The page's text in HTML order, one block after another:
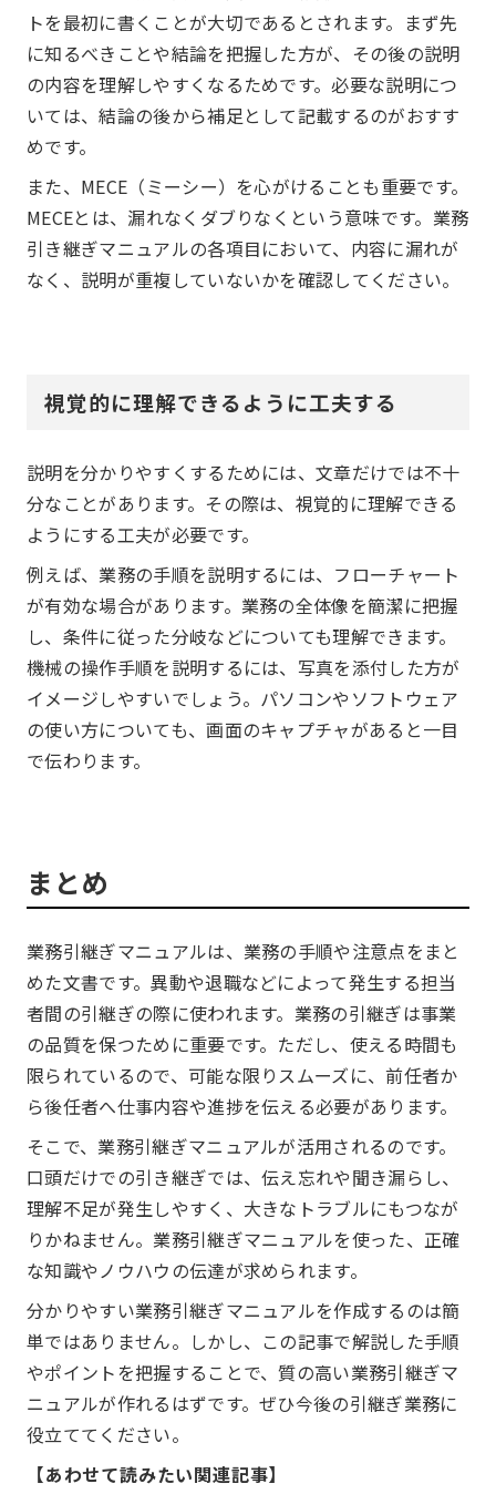
トを最初に書くことが大切であるとされます。まず先
に知るべきことや結論を把握した方が、その後の説明
の内容を理解しやすくなるためです。必要な説明につ
いては、結論の後から補足として記載するのがおすす
めです。
また、MECE（ミーシー）を心がけることも重要です。
MECEとは、漏れなくダブりなくという意味です。業務
引き継ぎマニュアルの各項目において、内容に漏れが
なく、説明が重複していないかを確認してください。
視覚的に理解できるように工夫する
説明を分かりやすくするためには、文章だけでは不十
分なことがあります。その際は、視覚的に理解できる
ようにする工夫が必要です。
例えば、業務の手順を説明するには、フローチャート
が有効な場合があります。業務の全体像を簡潔に把握
し、条件に従った分岐などについても理解できます。
機械の操作手順を説明するには、写真を添付した方が
イメージしやすいでしょう。パソコンやソフトウェア
の使い方についても、画面のキャプチャがあると一目
で伝わります。
まとめ
業務引継ぎマニュアルは、業務の手順や注意点をまと
めた文書です。異動や退職などによって発生する担当
者間の引継ぎの際に使われます。業務の引継ぎは事業
の品質を保つために重要です。ただし、使える時間も
限られているので、可能な限りスムーズに、前任者か
ら後任者へ仕事内容や進捗を伝える必要があります。
そこで、業務引継ぎマニュアルが活用されるのです。
口頭だけでの引き継ぎでは、伝え忘れや聞き漏らし、
理解不足が発生しやすく、大きなトラブルにもつなが
りかねません。業務引継ぎマニュアルを使った、正確
な知識やノウハウの伝達が求められます。
分かりやすい業務引継ぎマニュアルを作成するのは簡
単ではありません。しかし、この記事で解説した手順
やポイントを把握することで、質の高い業務引継ぎマ
ニュアルが作れるはずです。ぜひ今後の引継ぎ業務に
役立ててください。
【あわせて読みたい関連記事】